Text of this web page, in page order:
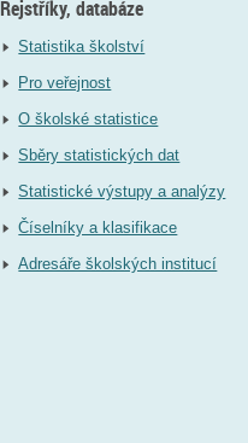
Rejstříky, databáze
Statistika školství
Pro veřejnost
O školské statistice
Sběry statistických dat
Statistické výstupy a analýzy
Číselníky a klasifikace
Adresáře školských institucí